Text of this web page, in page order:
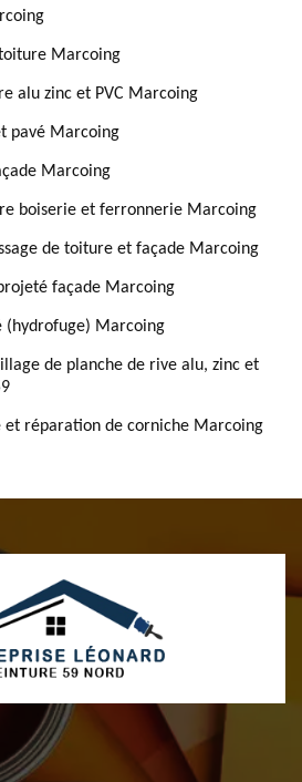
Marcoing
alu zinc et PVC Marcoing
pavé Marcoing
Marcoing
boiserie et ferronnerie Marcoing
de toiture et façade Marcoing
façade Marcoing
(hydrofuge) Marcoing
de planche de rive alu, zinc et
et réparation de corniche Marcoing